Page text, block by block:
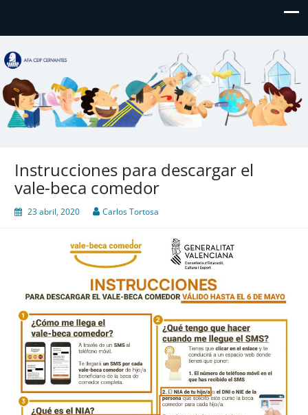
AFA CEIP Cervantes València
AFA CEIP Cervantes València
Instrucciones para descargar el
vale-beca comedor
23 abril, 2020 Carlos Tortosa